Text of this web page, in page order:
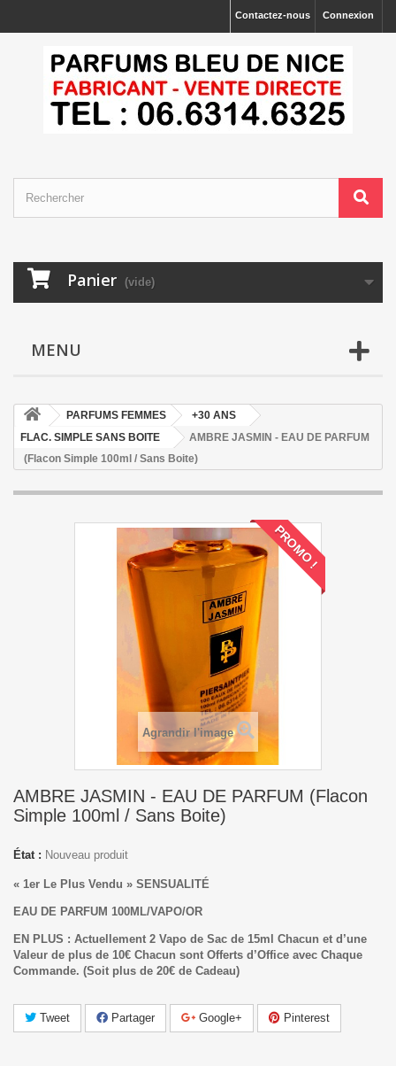
Connexion
Contactez-nous
Panier (vide)
MENU
PARFUMS FEMMES
+30 ANS
FLAC. SIMPLE SANS BOITE
AMBRE JASMIN - EAU DE PARFUM
(Flacon Simple 100ml / Sans Boite)
PROMO !
Agrandir l'image
AMBRE JASMIN - EAU DE PARFUM (Flacon
Simple 100ml / Sans Boite)
État : Nouveau produit
« 1er Le Plus Vendu » SENSUALITÉ
EAU DE PARFUM 100ML/VAPO/OR
EN PLUS : Actuellement 2 Vapo de Sac de 15ml Chacun et d’une
Valeur de plus de 10€ Chacun sont Offerts d’Office avec Chaque
Commande. (Soit plus de 20€ de Cadeau)
Tweet Partager Google+ Pinterest